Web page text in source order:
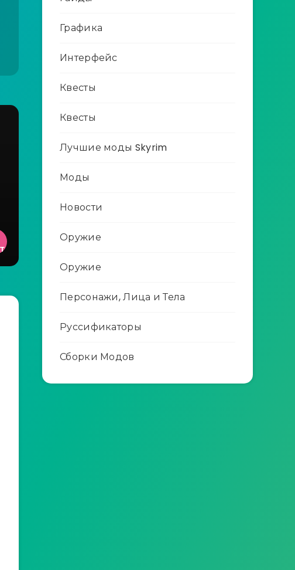
Графика
Интерфейс
Квесты
Квесты
Лучшие моды Skyrim
Моды
Новости
Оружие
Оружие
Персонажи, Лица и Тела
Руссификаторы
Сборки Модов